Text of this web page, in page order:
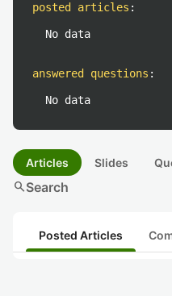
posted articles :
No data
answered questions :
No data
Articles Slides
searchSearch
Posted Articles